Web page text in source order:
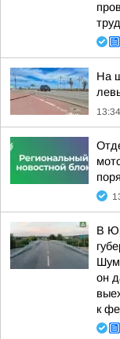
На
13:34
В
он
к